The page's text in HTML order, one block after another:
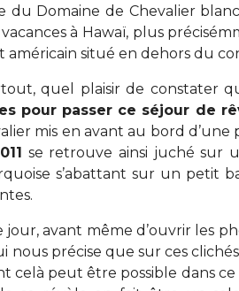
du Domaine de Chevalier
à Hawaï, plus
américain situé en dehors du
quel plaisir de constater
pour passer ce séjour de
mis en avant au bord
se retrouve ainsi juché sur
s’abattant sur un petit
jour, avant même d’ouvrir les
nous précise que sur ces
celà peut être possible dans